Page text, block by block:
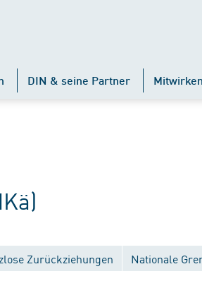
DIN & seine Partner Mitwirken
Zurückziehungen Nationale